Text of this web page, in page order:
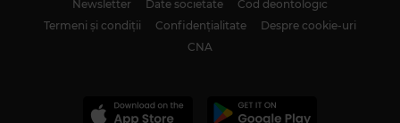
Newsletter
Date societate
Cod deontologic
Termeni și condiții
Confidențialitate
Despre cookie-uri
CNA